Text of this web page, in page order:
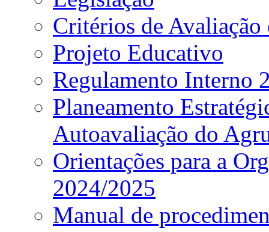
Critérios de
Projeto Educativo
Regulamento Interno
Planeamento
Autoavaliação do
Orientações para a
2024/2025
Manual de